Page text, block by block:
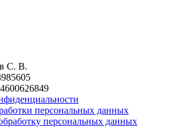
С. В.
персональных данных
персональных данных